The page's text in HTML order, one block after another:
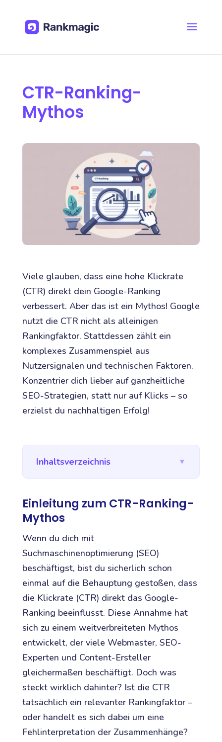
CTR-Ranking-
Mythos
Viele glauben, dass eine hohe Klickrate
(CTR) direkt dein Google-Ranking
verbessert. Aber das ist ein Mythos! Google
nutzt die CTR nicht als alleinigen
Rankingfaktor. Stattdessen zählt ein
komplexes Zusammenspiel aus
Nutzersignalen und technischen Faktoren.
Konzentrier dich lieber auf ganzheitliche
SEO-Strategien, statt nur auf Klicks – so
erzielst du nachhaltigen Erfolg!
Inhaltsverzeichnis ▼
Einleitung zum CTR-Ranking-
Mythos
Wenn du dich mit
Suchmaschinenoptimierung (SEO)
beschäftigst, bist du sicherlich schon
einmal auf die Behauptung gestoßen, dass
die Klickrate (CTR) direkt das Google-
Ranking beeinflusst. Diese Annahme hat
sich zu einem weitverbreiteten Mythos
entwickelt, der viele Webmaster, SEO-
Experten und Content-Ersteller
gleichermaßen beschäftigt. Doch was
steckt wirklich dahinter? Ist die CTR
tatsächlich ein relevanter Rankingfaktor –
oder handelt es sich dabei um eine
Fehlinterpretation der Zusammenhänge?